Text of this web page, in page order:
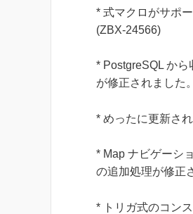
* 式マクロがサポ
(ZBX-24566)
* PostgreSQL か
が修正されました
* めったに更新さ
* Map ナビゲーシ
の追加処理が修正
* トリガ式のコン